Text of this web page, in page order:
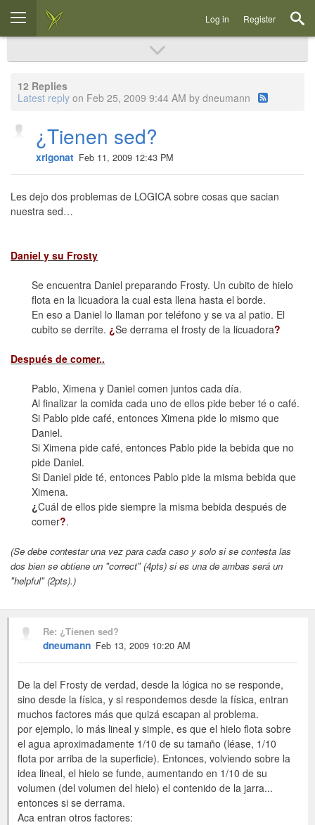
Log in Register
12 Replies
Latest reply on Feb 25, 2009 9:44 AM by dneumann
¿Tienen sed?
xrigonat Feb 11, 2009 12:43 PM
Les dejo dos problemas de LOGICA sobre cosas que sacian
nuestra sed…
Daniel y su Frosty
Se encuentra Daniel preparando Frosty. Un cubito de hielo
flota en la licuadora la cual esta llena hasta el borde.
En eso a Daniel lo llaman por teléfono y se va al patio. El
cubito se derrite. ¿Se derrama el frosty de la licuadora?
Después de comer..
Pablo, Ximena y Daniel comen juntos cada día.
Al finalizar la comida cada uno de ellos pide beber té o café.
Si Pablo pide café, entonces Ximena pide lo mismo que
Daniel.
Si Ximena pide café, entonces Pablo pide la bebida que no
pide Daniel.
Si Daniel pide té, entonces Pablo pide la misma bebida que
Ximena.
¿Cuál de ellos pide siempre la misma bebida después de
comer?.
(Se debe contestar una vez para cada caso y solo si se contesta las
dos bien se obtiene un "correct" (4pts) si es una de ambas será un
"helpful" (2pts).)
Re: ¿Tienen sed?
dneumann Feb 13, 2009 10:20 AM
De la del Frosty de verdad, desde la lógica no se responde,
sino desde la física, y si respondemos desde la física, entran
muchos factores más que quizá escapan al problema.
por ejemplo, lo más lineal y simple, es que el hielo flota sobre
el agua aproximadamente 1/10 de su tamaño (léase, 1/10
flota por arriba de la superficie). Entonces, volviendo sobre la
idea lineal, el hielo se funde, aumentando en 1/10 de su
volumen (del volumen del hielo) el contenido de la jarra...
entonces si se derrama.
Aca entran otros factores: